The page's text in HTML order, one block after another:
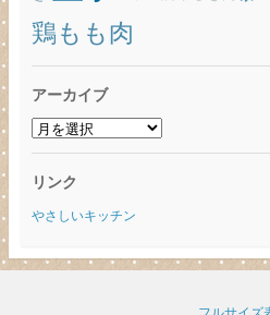
鶏もも肉
アーカイブ
ア
イ
ブ
リンク
やさしいキッチン